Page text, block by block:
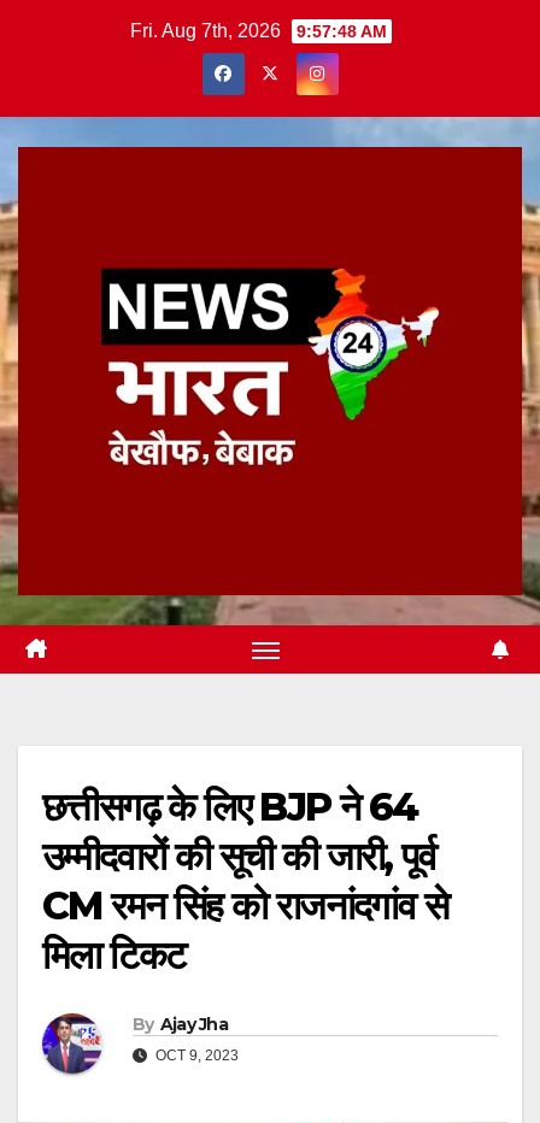
Fri. Aug 7th, 2026 9:57:49 AM
छत्तीसगढ़ के लिए BJP ने 64
उम्मीदवारों की सूची की जारी, पूर्व
CM रमन सिंह को राजनांदगांव से
मिला टिकट
By Ajay Jha
OCT 9, 2023